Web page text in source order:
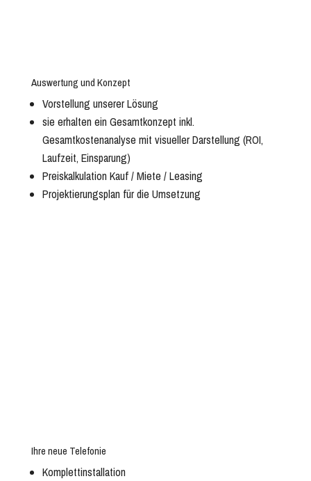
Auswertung und Konzept
Vorstellung unserer Lösung
sie erhalten ein Gesamtkonzept inkl.
Gesamtkostenanalyse mit visueller Darstellung (ROI,
Laufzeit, Einsparung)
Preiskalkulation Kauf / Miete / Leasing
Projektierungsplan für die Umsetzung
Ihre neue Telefonie
Komplettinstallation